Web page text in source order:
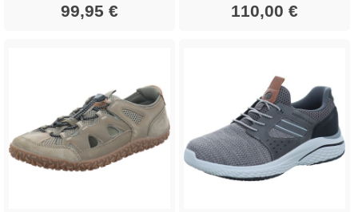
99,95 € 110,00 €